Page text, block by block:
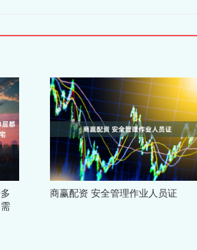
商赢配资 安全管理作业人员证